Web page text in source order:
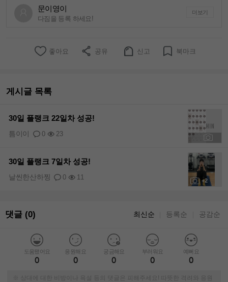
문이영이
다짐을 등록 하세요!
더보기
좋아요 공유 신고 북마크
게시글 목록
30일 플랭크 22일차 성공!
0 23
틈이이
+2
30일 플랭크 7일차 성공!
0 11
날씬한산하찡
댓글 (0) 최신순 등록순 공감순
도움됐어요
0
응원해요
0
궁금해요
0
부러워요
0
예뻐요
0
※ 상대에 대한 비방이나 욕설 등의 댓글은 피해주세요! 따뜻한 격려와 응원